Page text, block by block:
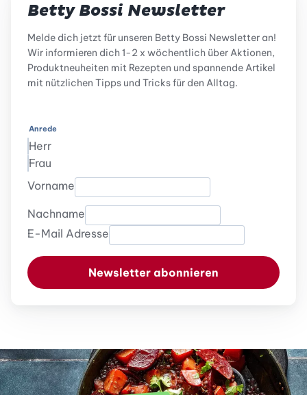
Betty Bossi Newsletter
Melde dich jetzt für unseren Betty Bossi Newsletter an!
Wir informieren dich 1-2 x wöchentlich über Aktionen,
Produktneuheiten mit Rezepten und spannende Artikel
mit nützlichen Tipps und Tricks für den Alltag.
Anrede
Herr
Frau
Vorname
Nachname
E-Mail Adresse
Newsletter abonnieren